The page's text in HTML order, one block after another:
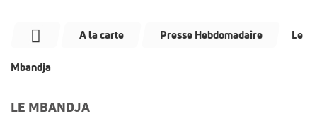
A la carte Presse Hebdomadaire Le
Mbandja
LE MBANDJA